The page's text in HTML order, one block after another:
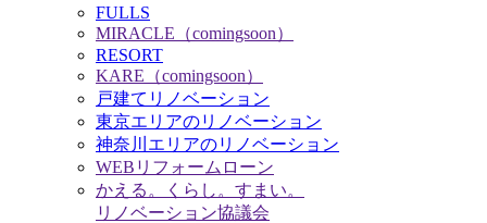
FULLS
MIRACLE（comingsoon）
RESORT
KARE（comingsoon）
戸建てリノベーション
東京エリアのリノベーション
神奈川エリアのリノベーション
WEBリフォームローン
かえる。くらし。すまい。
リノベーション協議会